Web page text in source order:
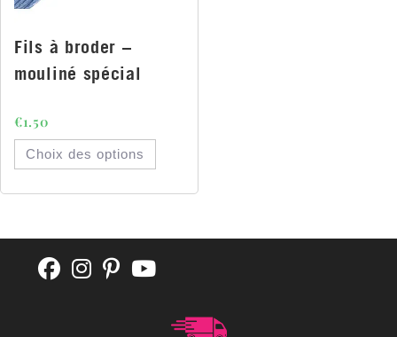
Fils à broder –
mouliné spécial
€1.50
Choix des options